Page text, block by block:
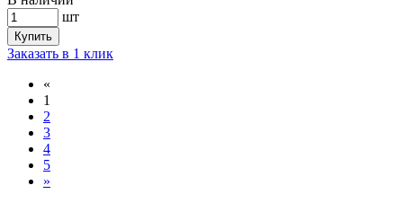
шт
Купить
Заказать в 1 клик
«
1
2
3
4
5
»